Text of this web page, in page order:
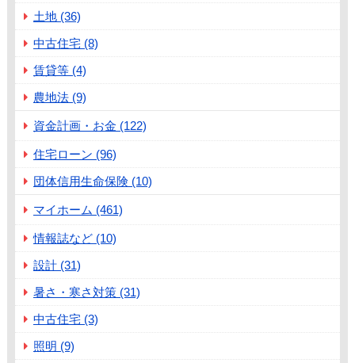
土地 (36)
中古住宅 (8)
賃貸等 (4)
農地法 (9)
資金計画・お金 (122)
住宅ローン (96)
団体信用生命保険 (10)
マイホーム (461)
情報誌など (10)
設計 (31)
暑さ・寒さ対策 (31)
中古住宅 (3)
照明 (9)